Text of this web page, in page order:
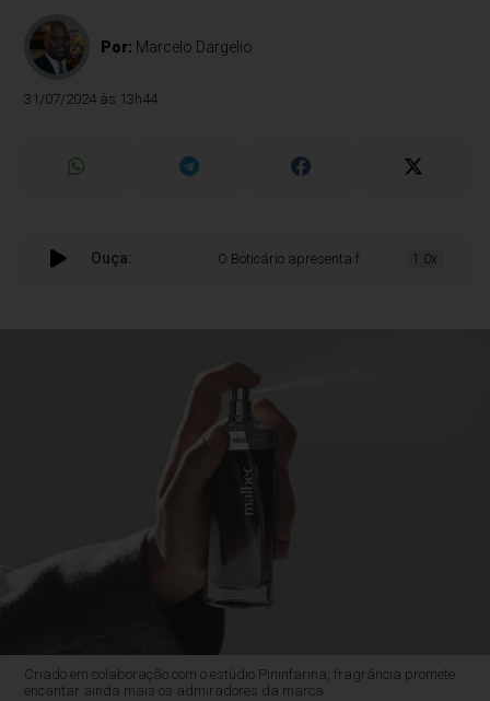
Por: Marcelo Dargelio
31/07/2024 às 13h44
Ouça: O Boticário apresenta fragrância mais
1.0x
Criado em colaboração com o estúdio Pininfarina, fragrância promete
encantar ainda mais os admiradores da marca